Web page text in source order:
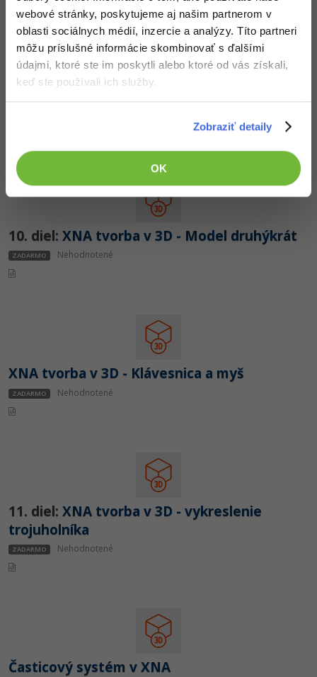
webové stránky, poskytujeme aj našim partnerom v
oblasti sociálnych médií, inzercie a analýzy. Títo partneri
môžu príslušné informácie skombinovať s ďalšími
údajmi, ktoré ste im poskytli alebo ktoré od vás získali,
keď ste používali ich služby.
Zobraziť detaily
OK
9. diel:XNA tvorba v 3D - Kamera
10. diel: XNA tvorba v 3D - Model druhýkrát
ZADARMO Nehodnotené
XNA tvorba v 3D - Klávesnica a myš
ZADARMO Nehodnotené
11. diel: XNA tvorba v 3D - vykreslenie
trojuholníka
ZADARMO Nehodnotené
Časticový systém v XNA